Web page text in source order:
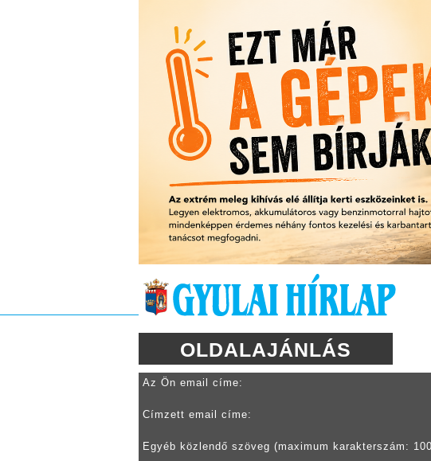
OLDALAJÁNLÁS
Az Ön email címe:
Címzett email címe:
Egyéb közlendő szöveg (maximum karakterszám: